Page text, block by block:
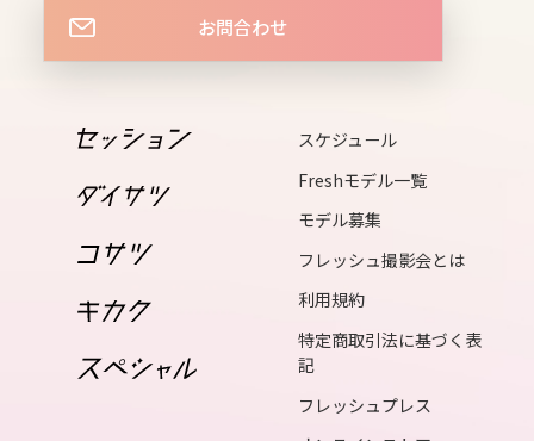
sat
17
mon
tue
19
20
お問合わせ
スケジュール
Freshモデル一覧
モデル募集
フレッシュ撮影会とは
利用規約
特定商取引法に基づく表
記
フレッシュプレス